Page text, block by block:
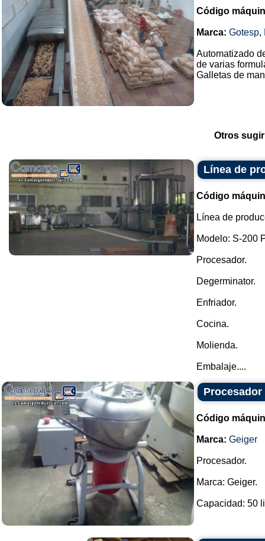
Código
Marca: Gotesp,
Automatizado
de varias
Galletas de
Otros
Línea de
Código
Línea de
Modelo: S-200
Procesador.
Degerminator.
Enfriador.
Cocina.
Molienda.
Embalaje....
Procesador
Código
Marca: Geiger
Procesador.
Marca: Geiger.
Capacidad: 50